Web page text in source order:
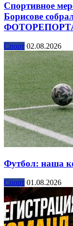
Спортивное
Борисове
Спорт 02.08.2026
Футбол: наша
Спорт 01.08.2026